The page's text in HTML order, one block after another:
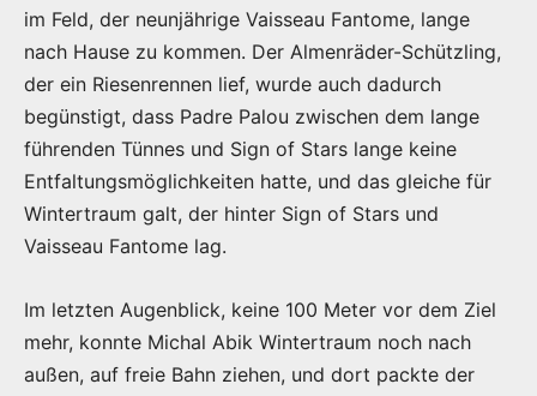
im Feld, der neunjährige Vaisseau Fantome, lange
nach Hause zu kommen. Der Almenräder-Schützling,
der ein Riesenrennen lief, wurde auch dadurch
begünstigt, dass Padre Palou zwischen dem lange
führenden Tünnes und Sign of Stars lange keine
Entfaltungsmöglichkeiten hatte, und das gleiche für
Wintertraum galt, der hinter Sign of Stars und
Vaisseau Fantome lag.
Im letzten Augenblick, keine 100 Meter vor dem Ziel
mehr, konnte Michal Abik Wintertraum noch nach
außen, auf freie Bahn ziehen, und dort packte der